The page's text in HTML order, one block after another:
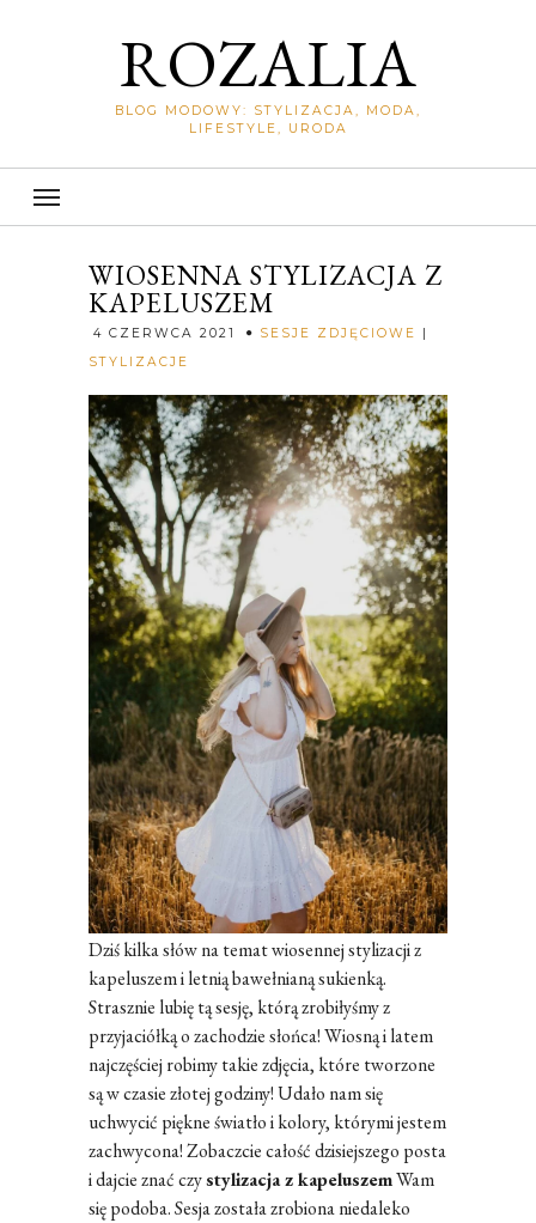
ROZALIA
BLOG MODOWY: STYLIZACJA, MODA,
LIFESTYLE, URODA
WIOSENNA STYLIZACJA Z
KAPELUSZEM
4 CZERWCA 2021 SESJE ZDJĘCIOWE
|
STYLIZACJE
Dziś kilka słów na temat wiosennej stylizacji z
kapeluszem i letnią bawełnianą sukienką.
Strasznie lubię tą sesję, którą zrobiłyśmy z
przyjaciółką o zachodzie słońca! Wiosną i latem
najczęściej robimy takie zdjęcia, które tworzone
są w czasie złotej godziny! Udało nam się
uchwycić piękne światło i kolory, którymi jestem
zachwycona! Zobaczcie całość dzisiejszego posta
i dajcie znać czystylizacja z kapeluszemWam
się podoba. Sesja została zrobiona niedaleko